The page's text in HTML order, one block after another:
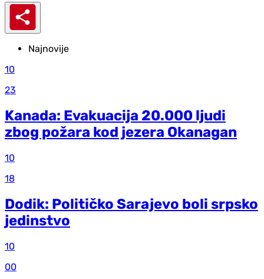
Najnovije
10
23
Kanada: Evakuacija 20.000 ljudi
zbog požara kod jezera Okanagan
10
18
Dodik: Političko Sarajevo boli srpsko
jedinstvo
10
00